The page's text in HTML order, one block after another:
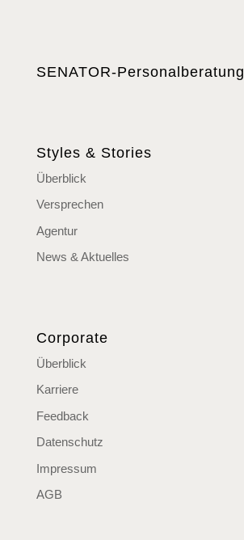
SENATOR-Personalberatung
Styles & Stories
Überblick
Versprechen
Agentur
News & Aktuelles
Corporate
Überblick
Karriere
Feedback
Datenschutz
Impressum
AGB